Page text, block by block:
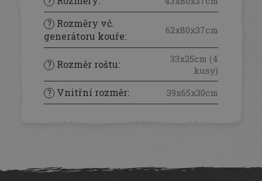
? Rozměry vč.
generátoru kouře: 62x80x37cm
? Rozměr roštu:
33x25cm (4
kusy)
? Vnitřní rozměr: 39x65x30cm